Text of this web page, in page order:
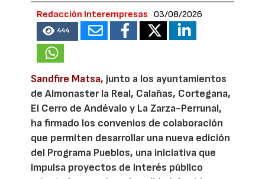
Redacción Interempresas 03/08/2026
444
Sandfire Matsa, junto a los ayuntamientos
de Almonaster la Real, Calañas, Cortegana,
El Cerro de Andévalo y La Zarza-Perrunal,
ha firmado los convenios de colaboración
que permiten desarrollar una nueva edición
del Programa Pueblos, una iniciativa que
impulsa proyectos de interés público